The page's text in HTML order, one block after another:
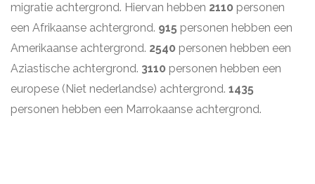
migratie achtergrond. Hiervan hebben 2110 personen
een Afrikaanse achtergrond. 915 personen hebben een
Amerikaanse achtergrond. 2540 personen hebben een
Aziastische achtergrond. 3110 personen hebben een
europese (Niet nederlandse) achtergrond. 1435
personen hebben een Marrokaanse achtergrond.